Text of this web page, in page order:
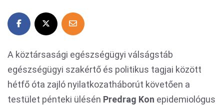
A köztársasági egészségügyi válságstáb
egészségügyi szakértő és politikus tagjai között
hétfő óta zajló nyilatkozatháborút követően a
testület pénteki ülésén Predrag Kon epidemiológus